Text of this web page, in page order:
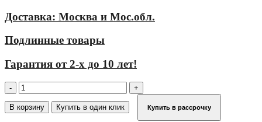
Доставка: Москва и Мос.обл.
Подлинные товары
Гарантия от 2-х до 10 лет!
Количество
товара
Двухсторонняя
В корзину Купить в один клик Купить в рассрочку